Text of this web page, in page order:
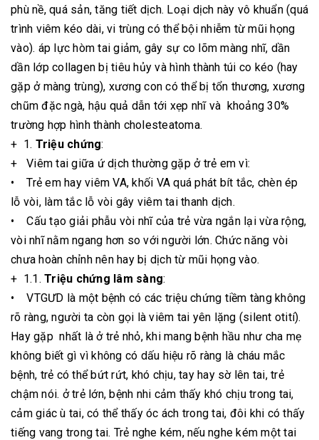
phù nề, quá sản, tăng tiết dịch. Loại dịch này vô khuẩn (quá
trình viêm kéo dài, vi trùng có thể bội nhiễm từ mũi họng
vào). áp lực hòm tai giảm, gây sự co lõm màng nhĩ, dần
dần lớp collagen bị tiêu hủy và hình thành túi co kéo (hay
gặp ở màng trùng), xương con có thể bị tổn thương, xương
chũm đặc ngà, hậu quả dẫn tới xẹp nhĩ và khoảng 30%
trường hợp hình thành cholesteatoma.
+ 1. Triệu chứng:
+ Viêm tai giữa ứ dịch thường gặp ở trẻ em vì:
• Trẻ em hay viêm VA, khối VA quá phát bít tắc, chèn ép
lỗ vòi, làm tắc lỗ vòi gây viêm tai thanh dịch.
• Cấu tạo giải phẫu vòi nhĩ của trẻ vừa ngắn lại vừa rộng,
vòi nhĩ nằm ngang hơn so với người lớn. Chức năng vòi
chưa hoàn chỉnh nên hay bị dịch từ mũi họng vào.
+ 1.1. Triệu chứng lâm sàng:
• VTGƯD là một bệnh có các triệu chứng tiềm tàng không
rõ ràng, người ta còn gọi là viêm tai yên lặng (silent otití).
Hay gặp nhất là ở trẻ nhỏ, khi mang bệnh hầu như cha mẹ
không biết gì vì không có dấu hiệu rõ ràng là cháu mắc
bệnh, trẻ có thể bứt rứt, khó chịu, tay hay sờ lên tai, trẻ
chậm nói. ở trẻ lớn, bệnh nhi cảm thấy khó chịu trong tai,
cảm giác ù tai, có thể thấy óc ách trong tai, đôi khi có thấy
tiếng vang trong tai. Trẻ nghe kém, nếu nghe kém một tai